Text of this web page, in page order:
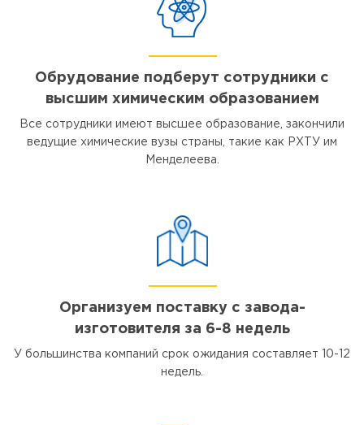
Обрудование подберут сотрудники с
высшим химическим образованием
Все сотрудники имеют высшее образование, закончили
ведущие химические вузы страны, такие как РХТУ им
Менделеева.
Организуем поставку с завода-
изготовителя за 6-8 недель
У большинства компаний срок ожидания составляет 10-12
недель.